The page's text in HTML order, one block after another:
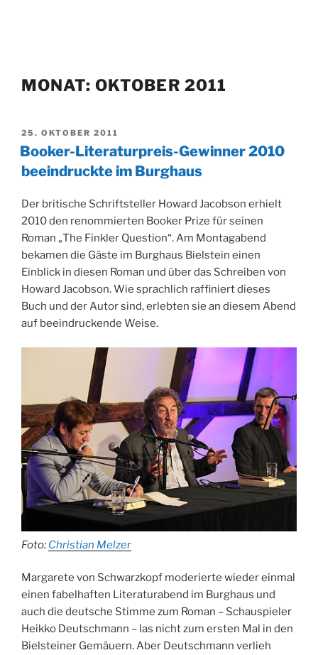
MONAT: OKTOBER 2011
VERÖFFENTLICHT
AM
25. OKTOBER 2011
Booker-Literaturpreis-Gewinner 2010
beeindruckte im Burghaus
Der britische Schriftsteller Howard Jacobson erhielt
2010 den renommierten Booker Prize für seinen
Roman „The Finkler Question“. Am Montagabend
bekamen die Gäste im Burghaus Bielstein einen
Einblick in diesen Roman und über das Schreiben von
Howard Jacobson. Wie sprachlich raffiniert dieses
Buch und der Autor sind, erlebten sie an diesem Abend
auf beeindruckende Weise.
Foto: Christian Melzer
Margarete von Schwarzkopf moderierte wieder einmal
einen fabelhaften Literaturabend im Burghaus und
auch die deutsche Stimme zum Roman – Schauspieler
Heikko Deutschmann – las nicht zum ersten Mal in den
Bielsteiner Gemäuern. Aber Deutschmann verlieh